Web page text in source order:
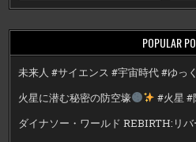
POPULAR
未来人 #サイエンス #宇宙時代 #ゆっ
火星に潜む秘密の防空壕
#火星 #
ダイナソー・ワールド REBIRTH:リバ